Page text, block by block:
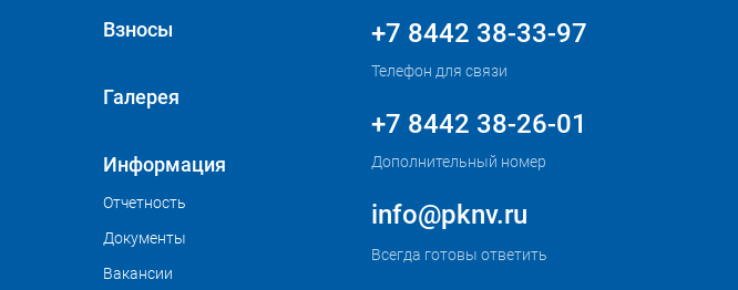
Взносы
Галерея
Информация
Отчетность
Документы
Вакансии
+7 8442 38-33-97
Телефон для связи
+7 8442 38-26-01
Дополнительный номер
info@pknv.ru
Всегда готовы ответить